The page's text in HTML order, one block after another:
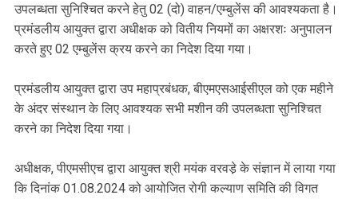
उपलब्धता सुनिश्चित करने हेतु 02 (दो) वाहन/एम्बुलेंस की आवश्यकता है।
प्रमंडलीय आयुक्त द्वारा अधीक्षक को वितीय नियमों का अक्षरशः अनुपालन
करते हुए 02 एम्बुलेंस क्रय करने का निदेश दिया गया।
प्रमंडलीय आयुक्त द्वारा उप महाप्रबंधक, बीएमएसआईसीएल को एक महीने
के अंदर संस्थान के लिए आवश्यक सभी मशीन की उपलब्धता सुनिश्चित
करने का निदेश दिया गया।
अधीक्षक, पीएमसीएच द्वारा आयुक्त श्री मयंक वरवडे़ के संज्ञान में लाया गया
कि दिनांक 01.08.2024 को आयोजित रोगी कल्याण समिति की विगत